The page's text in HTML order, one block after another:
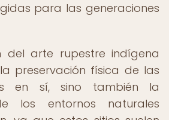
para las generaciones
del arte rupestre indígena
preservación física de las
en sí, sino también la
los entornos naturales